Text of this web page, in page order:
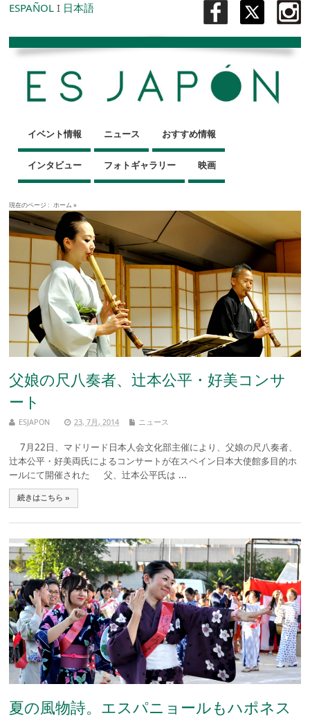
ESPAÑOL I 日本語
イベント情報 ニュース おすすめ情報
インタビュー フォトギャラリー 映画
現在のページ : ホーム »
父娘の尺八奏者、辻本公平・好美コンサ
ート
ESJAPON 23, 7月, 2014 ニュース
7月22日、マドリード日本人会文化部主催により、父娘の尺八奏者、
辻本公平・好美両氏によるコンサートが在スペイン日本大使館多目的ホ
ールにて開催された 父、辻本公平氏は ...
続きはこちら »
夏の風物詩。エスパニョールもハポネス